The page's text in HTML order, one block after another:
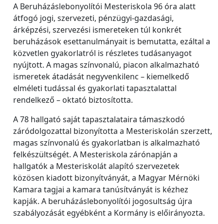
A Beruházáslebonyolítói Mesteriskola 96 óra alatt
átfogó jogi, szervezeti, pénzügyi-gazdasági,
árképzési, szervezési ismereteken túl konkrét
beruházások esettanulmányait is bemutatta, ezáltal a
közvetlen gyakorlatról is részletes tudásanyagot
nyújtott. A magas színvonalú, piacon alkalmazható
ismeretek átadását negyvenkilenc – kiemelkedő
elméleti tudással és gyakorlati tapasztalattal
rendelkező – oktató biztosította.
A 78 hallgató saját tapasztalataira támaszkodó
záródolgozattal bizonyította a Mesteriskolán szerzett,
magas színvonalú és gyakorlatban is alkalmazható
felkészültségét. A Mesteriskola zárónapján a
hallgatók a Mesteriskolát alapító szervezetek
közösen kiadott bizonyítványát, a Magyar Mérnöki
Kamara tagjai a kamara tanúsítványát is kézhez
kapják. A beruházáslebonyolítói jogosultság újra
szabályozását egyébként a Kormány is előirányozta.